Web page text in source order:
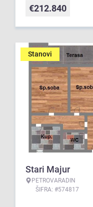
€212.840
Stanovi
Stari Majur
PETROVARADIN
ŠIFRA: #574817